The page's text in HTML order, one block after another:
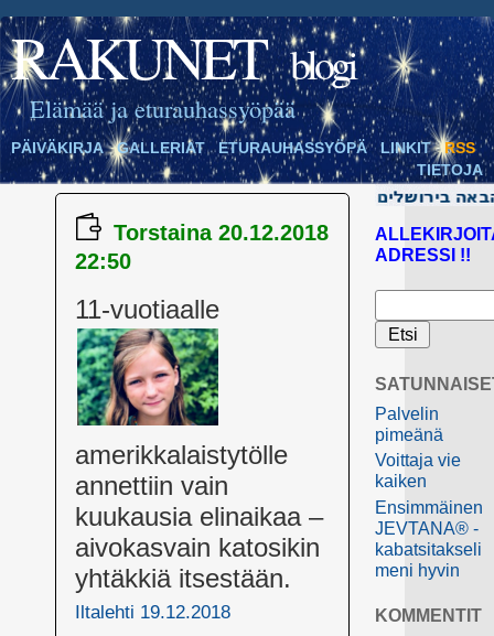
RAKUNET blogi
Elämää ja eturauhassyöpää
PÄIVÄKIRJA GALLERIAT ETURAUHASSYÖPÄ LINKIT
RSS
TIETOJA
Torstaina 20.12.2018
22:50
11-vuotiaalle
amerikkalaistytölle
annettiin vain
kuukausia elinaikaa –
aivokasvain katosikin
yhtäkkiä itsestään.
Iltalehti 19.12.2018
ADRESSI !!
Palvelin
pimeänä
Voittaja vie
kaiken
Ensimmäinen
JEVTANA® -
kabatsitakseli
meni hyvin
KOMMENTIT